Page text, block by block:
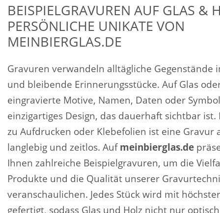
BEISPIELGRAVUREN AUF GLAS &
PERSÖNLICHE UNIKATE VON
MEINBIERGLAS.DE
Gravuren verwandeln alltägliche Gegenstände
und bleibende Erinnerungsstücke. Auf Glas
eingravierte Motive, Namen, Daten oder
einzigartiges Design, das dauerhaft sichtbar ist.
zu Aufdrucken oder Klebefolien ist eine Gravur
langlebig und zeitlos. Auf meinbierglas.de
Ihnen zahlreiche Beispielgravuren, um die
Produkte und die Qualität unserer
veranschaulichen. Jedes Stück wird mit
gefertigt, sodass Glas und Holz nicht nur